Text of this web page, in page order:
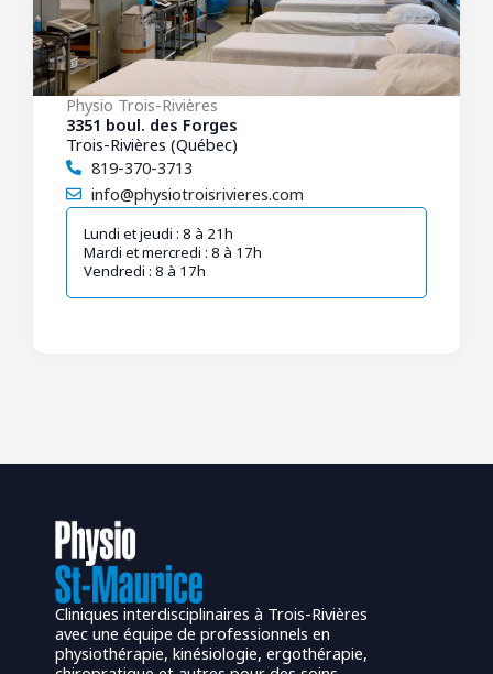
Physio Trois-Rivières
3351 boul. des Forges
Trois-Rivières (Québec)
819-370-3713
info@physiotroisrivieres.com
Lundi et jeudi : 8 à 21h
Mardi et mercredi : 8 à 17h
Vendredi : 8 à 17h
Cliniques interdisciplinaires à Trois-Rivières
avec une équipe de professionnels en
physiothérapie, kinésiologie, ergothérapie,